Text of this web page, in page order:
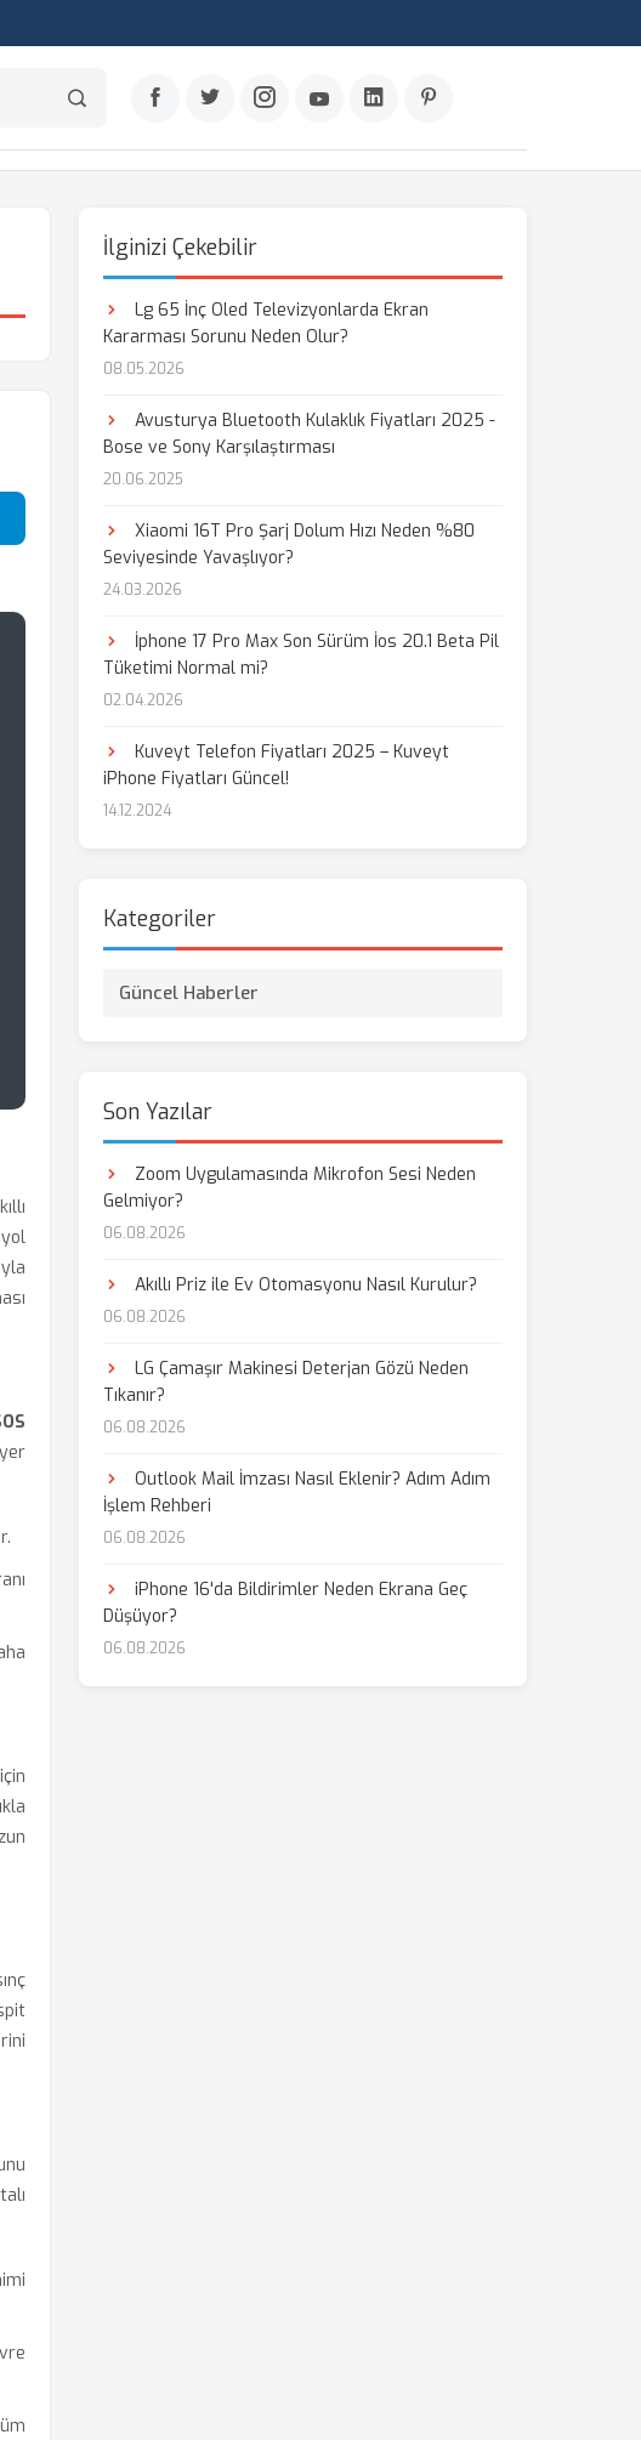
Paylaş
İlginizi Çekebilir
Lg 65 İnç Oled Televizyonlarda Ekran
Kararması Sorunu Neden Olur?
08.05.2026
Avusturya Bluetooth Kulaklık Fiyatları 2025 -
Bose ve Sony Karşılaştırması
20.06.2025
Xiaomi 16T Pro Şarj Dolum Hızı Neden %80
Seviyesinde Yavaşlıyor?
24.03.2026
İphone 17 Pro Max Son Sürüm İos 20.1 Beta Pil
Tüketimi Normal mi?
02.04.2026
Kuveyt Telefon Fiyatları 2025 – Kuveyt
iPhone Fiyatları Güncel!
14.12.2024
Kategoriler
Güncel Haberler
Son Yazılar
Zoom Uygulamasında Mikrofon Sesi Neden
Gelmiyor?
06.08.2026
Akıllı Priz ile Ev Otomasyonu Nasıl Kurulur?
06.08.2026
LG Çamaşır Makinesi Deterjan Gözü Neden
Tıkanır?
06.08.2026
Outlook Mail İmzası Nasıl Eklenir? Adım Adım
İşlem Rehberi
06.08.2026
iPhone 16'da Bildirimler Neden Ekrana Geç
Düşüyor?
06.08.2026